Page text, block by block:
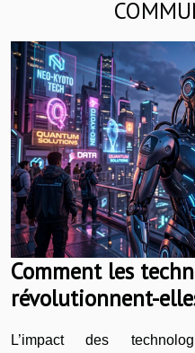
Comment les
révolutionnent-
L’impact des